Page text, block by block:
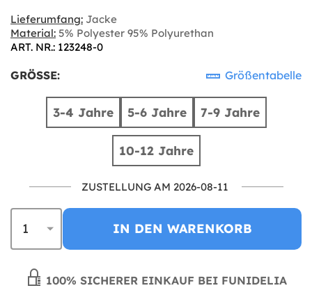
Lieferumfang: Jacke
Material: 5% Polyester 95% Polyurethan
ART. NR.: 123248-0
GRÖSSE: Größentabelle
3-4 Jahre 5-6 Jahre 7-9 Jahre
10-12 Jahre
ZUSTELLUNG AM 2026-08-11
IN DEN WARENKORB
100% SICHERER EINKAUF BEI FUNIDELIA